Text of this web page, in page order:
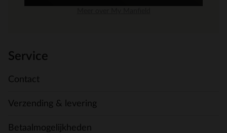
Service
Contact
Verzending & levering
Betaalmogelijkheden